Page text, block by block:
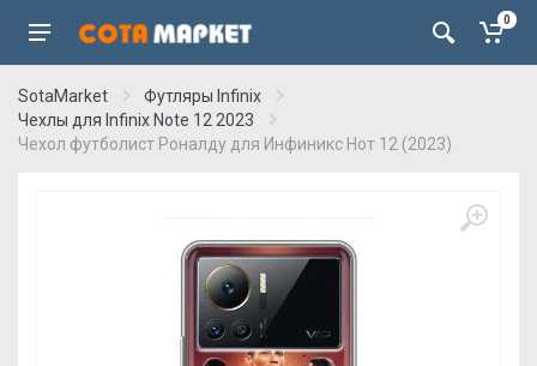
0
SotaMarket
Футляры Infinix
Чехлы для Infinix Note 12 2023
Чехол футболист Роналду для Инфиникс Нот 12 (2023)